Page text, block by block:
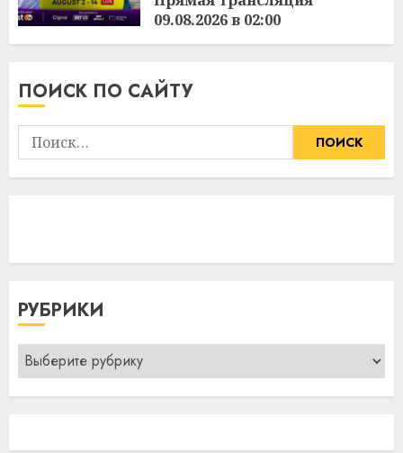
09.08.2026 в 02:00
3:36 09.08.2026
ПОИСК ПО САЙТУ
Найти:
РУБРИКИ
Рубрики